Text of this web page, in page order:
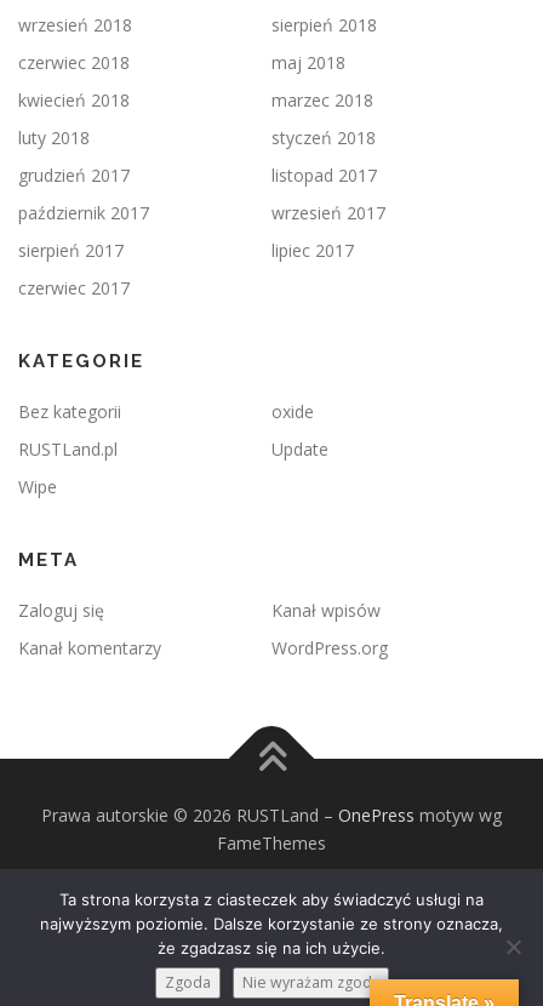
wrzesień 2018
sierpień 2018
czerwiec 2018
maj 2018
kwiecień 2018
marzec 2018
luty 2018
styczeń 2018
grudzień 2017
listopad 2017
październik 2017
wrzesień 2017
sierpień 2017
lipiec 2017
czerwiec 2017
KATEGORIE
Bez kategorii
oxide
RUSTLand.pl
Update
Wipe
META
Zaloguj się
Kanał wpisów
Kanał komentarzy
WordPress.org
Prawa autorskie © 2026 RUSTLand – OnePress motyw wg
FameThemes
Ta strona korzysta z ciasteczek aby świadczyć usługi na
najwyższym poziomie. Dalsze korzystanie ze strony oznacza,
że zgadzasz się na ich użycie.
Zgoda Nie wyrażam zgody